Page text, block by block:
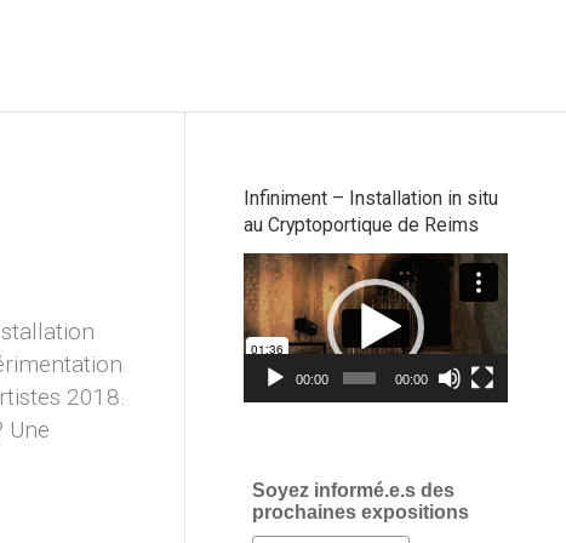
2018.
Une
Infiniment – Installation in situ
au Cryptoportique de Reims
Lecteur
vidéo
00:00 00:00
Soyez informé.e.s des
prochaines expositions